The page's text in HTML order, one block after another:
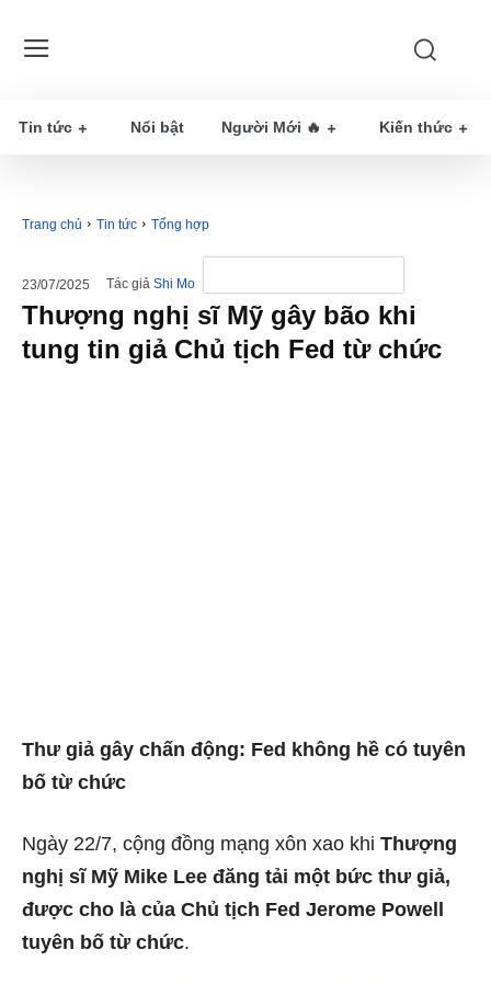
Tin tức Nổi bật Người Mới 🔥 Kiến thức
Trang chủ Tin tức Tổng hợp
23/07/2025 Tác giả Shi Mo
Thượng nghị sĩ Mỹ gây bão khi
tung tin giả Chủ tịch Fed từ chức
Thư giả gây chấn động: Fed không hề có tuyên
bố từ chức
Ngày 22/7, cộng đồng mạng xôn xao khi Thượng
nghị sĩ Mỹ Mike Lee đăng tải một bức thư giả,
được cho là của Chủ tịch Fed Jerome Powell
tuyên bố từ chức.